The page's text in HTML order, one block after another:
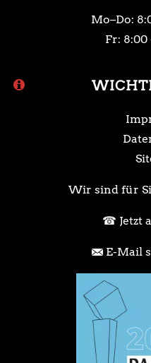
Mo–Do:
Fr: 8:00
Wir sind für
Jetzt
E-Mail